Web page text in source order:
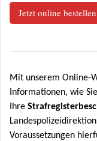
Jetzt online bestellen
Mit unserem Online-
Informationen, wie
Ihre
Voraussetzungen